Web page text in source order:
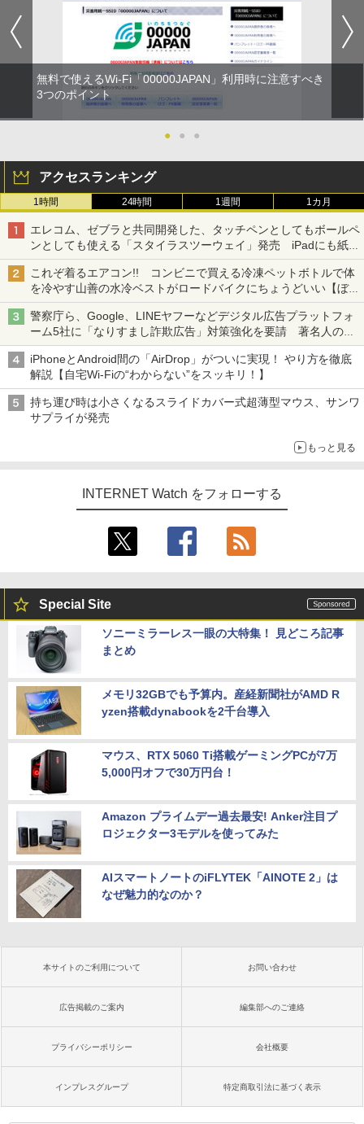
無料で使えるWi-Fi「00000JAPAN」利用時に注意すべき
3つのポイント
● ● ●
アクセスランキング
1時間 24時間 1週間 1カ月
エレコム、ゼブラと共同開発した、タッチペンとしてもボールペ
ンとしても使える「スタイラスツーウェイ」発売 iPadにも紙に
も、持ち替えずに書き込める
これぞ着るエアコン!! コンビニで買える冷凍ペットボトルで体
を冷やす山善の水冷ベストがロードバイクにちょうどいい【ぼっ
ち・ざ・ろーど！その14】【空いた時間でなにしてる？】
警察庁ら、Google、LINEヤフーなどデジタル広告プラットフォ
ーム5社に「なりすまし詐欺広告」対策強化を要請 著名人の写
真や映像を使った投資詐欺などへの対策として
iPhoneとAndroid間の「AirDrop」がついに実現！ やり方を徹底
解説【自宅Wi-Fiの“わからない”をスッキリ！】
持ち運び時は小さくなるスライドカバー式超薄型マウス、サンワ
サプライが発売
もっと見る
INTERNET Watch をフォローする
Special Site
ソニーミラーレス一眼の大特集！ 見どころ記事
まとめ
メモリ32GBでも予算内。産経新聞社がAMD R
yzen搭載dynabookを2千台導入
マウス、RTX 5060 Ti搭載ゲーミングPCが7万
5,000円オフで30万円台！
Amazon プライムデー過去最安! Anker注目プ
ロジェクター3モデルを使ってみた
AIスマートノートのiFLYTEK「AINOTE 2」は
なぜ魅力的なのか？
本サイトのご利用について お問い合わせ
広告掲載のご案内 編集部へのご連絡
プライバシーポリシー 会社概要
インプレスグループ 特定商取引法に基づく表示